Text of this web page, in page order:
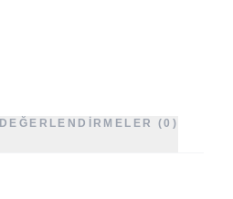
DEĞERLENDIRMELER (0)